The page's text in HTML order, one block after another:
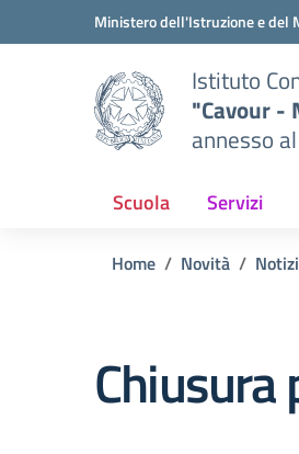
Vai ai contenuti
Vai al menu di navigazioneMinistero dell'Istruzione e del
Istituto
"Cavour -
annesso
Scuola Servizi
Home Novità